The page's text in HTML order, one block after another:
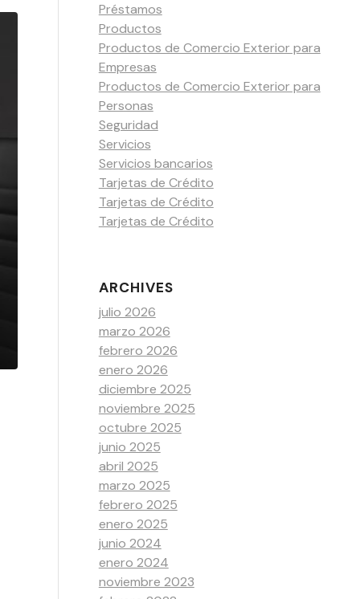
Préstamos
Productos
Productos de Comercio Exterior para
Empresas
Productos de Comercio Exterior para
Personas
Seguridad
Servicios
Servicios bancarios
Tarjetas de Crédito
Tarjetas de Crédito
Tarjetas de Crédito
ARCHIVES
julio 2026
marzo 2026
febrero 2026
enero 2026
diciembre 2025
noviembre 2025
octubre 2025
junio 2025
abril 2025
marzo 2025
febrero 2025
enero 2025
junio 2024
enero 2024
noviembre 2023